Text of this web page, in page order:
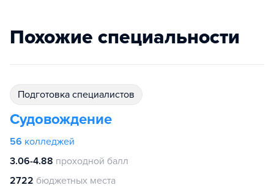
Похожие специальности
подготовка специалистов
Судовождение
56 колледжей
3.06-4.88 проходной балл
2722 бюджетных места